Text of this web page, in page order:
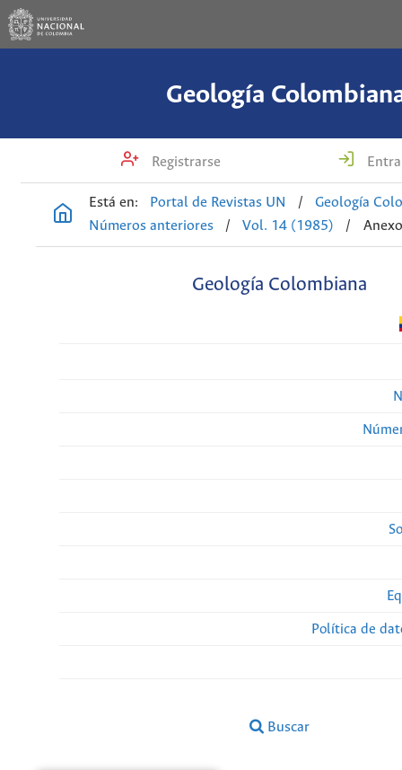
Geología
Registrarse
Está en: Portal de Revistas UN /
Geología
Números anteriores
/ Vol. 14 (1985) /
Geología Colombiana
Política de
Buscar